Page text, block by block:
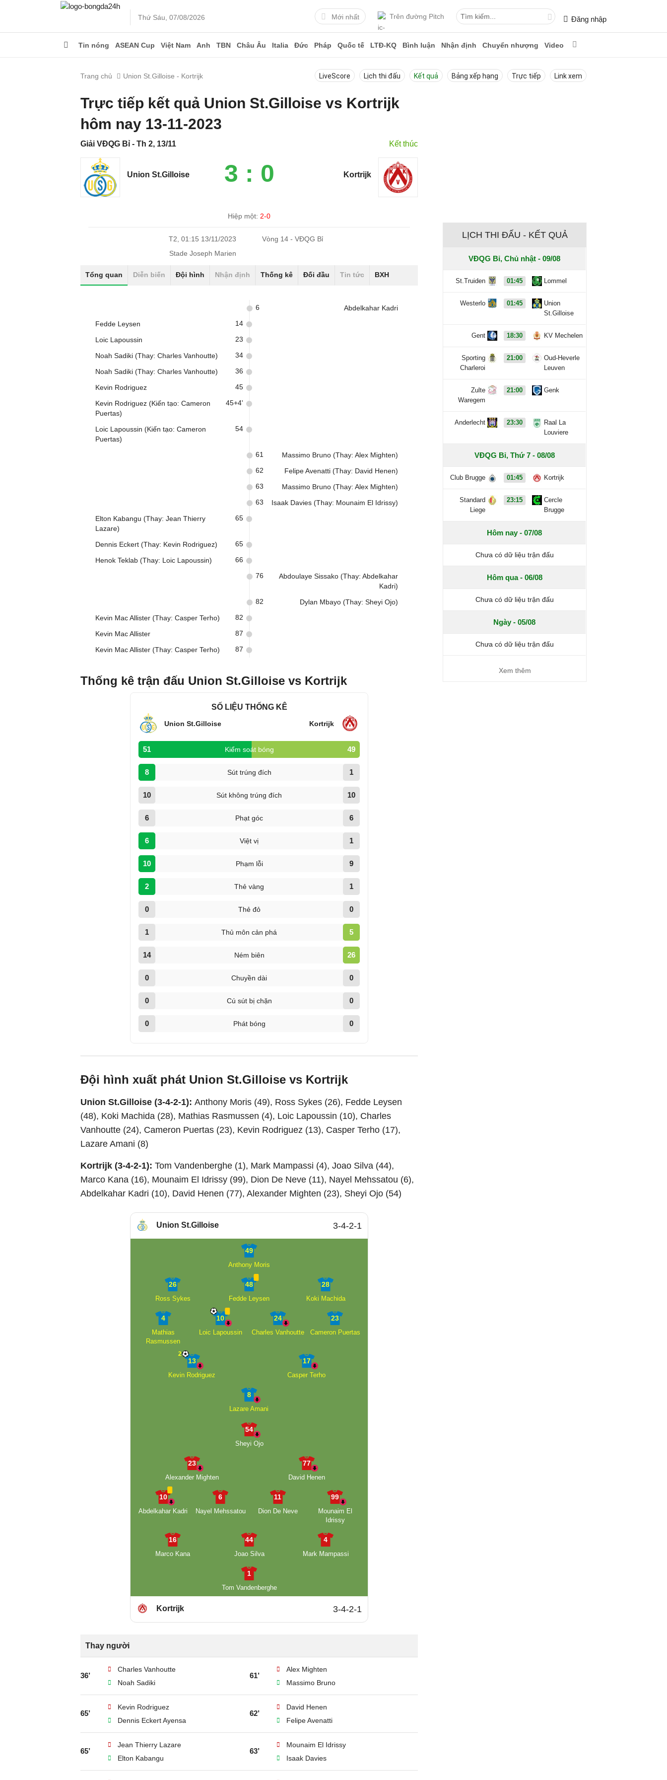
Thứ Sáu, 07/08/2026 Mới nhất Trên đường Pitch Đăng nhập
Tin nóng ASEAN Cup Việt Nam Anh TBN Châu Âu Italia Đức Pháp Quốc tế LTĐ-KQ Bình luận Nhận định Chuyển nhượng Video
Trang chủ Union St.Gilloise - Kortrijk LiveScore Lịch thi đấu Kết quả Bảng xếp hạng Trực tiếp Link xem
Trực tiếp kết quả Union St.Gilloise vs Kortrijk
hôm nay 13-11-2023
Giải VĐQG Bỉ - Th 2, 13/11 Kết thúc
Union St.Gilloise 3 : 0 Kortrijk
Hiệp một: 2-0
T2, 01:15 13/11/2023
Vòng 14 - VĐQG Bỉ
Stade Joseph Marien
Tổng quan Diễn biến Đội hình Nhận định Thống kê Đối đầu Tin tức BXH
Abdelkahar Kadri
6
Fedde Leysen 14
Loic Lapoussin 23
Noah Sadiki (Thay: Charles Vanhoutte) 34
Noah Sadiki (Thay: Charles Vanhoutte) 36
Kevin Rodriguez 45
Kevin Rodriguez (Kiến tạo: Cameron
Puertas)
45+4'
Loic Lapoussin (Kiến tạo: Cameron
Puertas)
54
Massimo Bruno (Thay: Alex Mighten)
61
Felipe Avenatti (Thay: David Henen)
62
Massimo Bruno (Thay: Alex Mighten)
63
Isaak Davies (Thay: Mounaim El Idrissy)
63
Elton Kabangu (Thay: Jean Thierry
Lazare)
65
Dennis Eckert (Thay: Kevin Rodriguez) 65
Henok Teklab (Thay: Loic Lapoussin) 66
Abdoulaye Sissako (Thay: Abdelkahar
Kadri)
76
Dylan Mbayo (Thay: Sheyi Ojo)
82
Kevin Mac Allister (Thay: Casper Terho) 82
Kevin Mac Allister 87
Kevin Mac Allister (Thay: Casper Terho) 87
Thống kê trận đấu Union St.Gilloise vs Kortrijk
SỐ LIỆU THỐNG KÊ
Union St.Gilloise Kortrijk
51 Kiểm soát bóng 49
8 Sút trúng đích 1
10 Sút không trúng đích 10
6 Phạt góc 6
6 Việt vị 1
10 Phạm lỗi 9
2 Thẻ vàng 1
0 Thẻ đỏ 0
1 Thủ môn cản phá 5
14 Ném biên 26
0 Chuyền dài 0
0 Cú sút bị chặn 0
0 Phát bóng 0
Đội hình xuất phát Union St.Gilloise vs Kortrijk
Union St.Gilloise (3-4-2-1): Anthony Moris (49), Ross Sykes (26), Fedde Leysen
(48), Koki Machida (28), Mathias Rasmussen (4), Loic Lapoussin (10), Charles
Vanhoutte (24), Cameron Puertas (23), Kevin Rodriguez (13), Casper Terho (17),
Lazare Amani (8)
Kortrijk (3-4-2-1): Tom Vandenberghe (1), Mark Mampassi (4), Joao Silva (44),
Marco Kana (16), Mounaim El Idrissy (99), Dion De Neve (11), Nayel Mehssatou (6),
Abdelkahar Kadri (10), David Henen (77), Alexander Mighten (23), Sheyi Ojo (54)
Union St.Gilloise 3-4-2-1
49
Anthony Moris
26
Ross Sykes
48
Fedde Leysen
28
Koki Machida
4
Mathias
Rasmussen
10
Loic Lapoussin
24
Charles Vanhoutte
23
Cameron Puertas
13
2
Kevin Rodriguez
17
Casper Terho
8
Lazare Amani
54
Sheyi Ojo
23
Alexander Mighten
77
David Henen
10
Abdelkahar Kadri
6
Nayel Mehssatou
11
Dion De Neve
99
Mounaim El
Idrissy
16
Marco Kana
44
Joao Silva
4
Mark Mampassi
1
Tom Vandenberghe
Kortrijk 3-4-2-1
Thay người
36’
Charles Vanhoutte
Noah Sadiki
61’
Alex Mighten
Massimo Bruno
65’
Kevin Rodriguez
Dennis Eckert Ayensa
62’
David Henen
Felipe Avenatti
65’
Jean Thierry Lazare
Elton Kabangu
63’
Mounaim El Idrissy
Isaak Davies
LỊCH THI ĐẤU - KẾT QUẢ
VĐQG Bỉ, Chủ nhật - 09/08
St.Truiden 01:45 Lommel
Westerlo 01:45
Union
St.Gilloise
Gent 18:30 KV Mechelen
Sporting
Charleroi
21:00
Oud-Heverle
Leuven
Zulte
Waregem
21:00 Genk
Anderlecht 23:30
Raal La
Louviere
VĐQG Bỉ, Thứ 7 - 08/08
Club Brugge 01:45 Kortrijk
Standard
Liege
23:15
Cercle
Brugge
Hôm nay - 07/08
Chưa có dữ liệu trận đấu
Hôm qua - 06/08
Chưa có dữ liệu trận đấu
Ngày - 05/08
Chưa có dữ liệu trận đấu
Xem thêm